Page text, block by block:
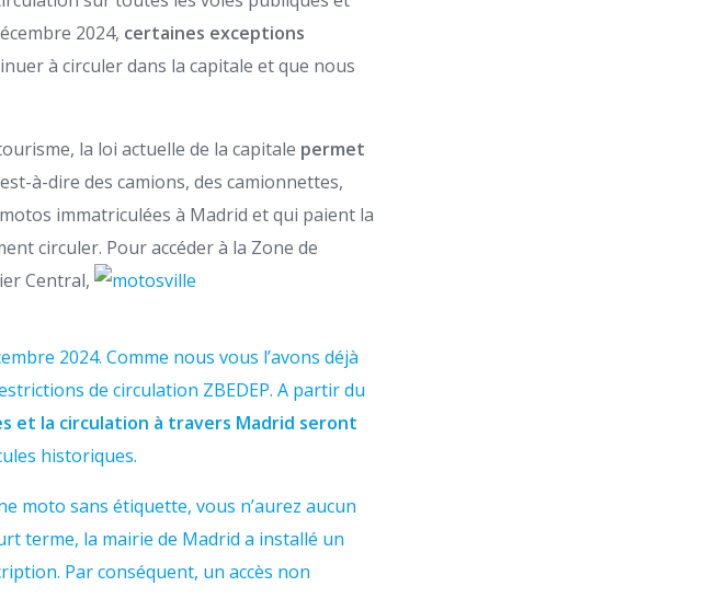
2024, certaines exceptions
à circuler dans la capitale et que nous
la loi actuelle de la capitale permet
à-dire des camions, des camionnettes,
immatriculées à Madrid et qui paient la
circuler. Pour accéder à la Zone de
Central,
2024. Comme nous vous l’avons déjà
de circulation ZBEDEP. A partir du
et la circulation à travers Madrid seront
historiques.
moto sans étiquette, vous n’aurez aucun
terme, la mairie de Madrid a installé un
Par conséquent, un accès non